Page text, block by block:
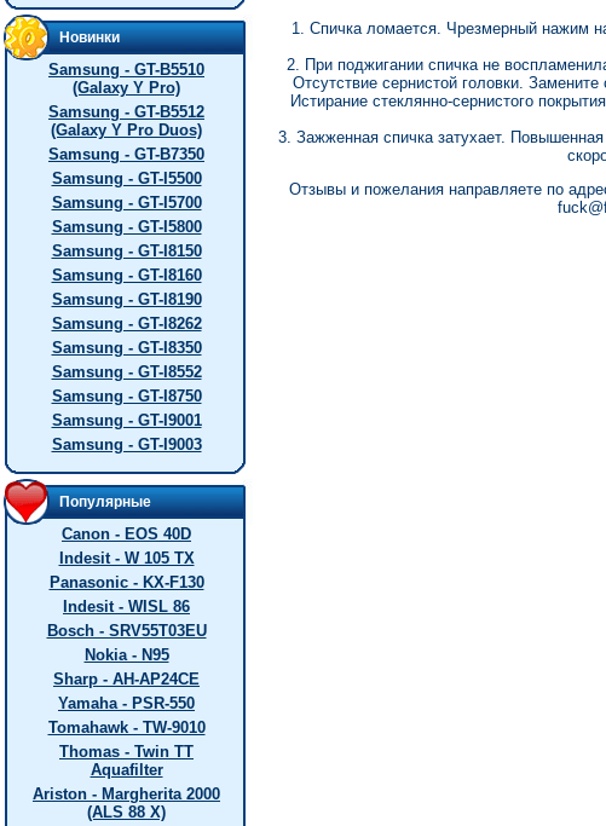
Новинки
Samsung - GT-B5510
(Galaxy Y Pro)
Samsung - GT-B5512
(Galaxy Y Pro Duos)
Samsung - GT-B7350
Samsung - GT-I5500
Samsung - GT-I5700
Samsung - GT-I5800
Samsung - GT-I8150
Samsung - GT-I8160
Samsung - GT-I8190
Samsung - GT-I8262
Samsung - GT-I8350
Samsung - GT-I8552
Samsung - GT-I8750
Samsung - GT-I9001
Samsung - GT-I9003
Популярные
Canon - EOS 40D
Indesit - W 105 TX
Panasonic - KX-F130
Indesit - WISL 86
Bosch - SRV55T03EU
Nokia - N95
Sharp - AH-AP24CE
Yamaha - PSR-550
Tomahawk - TW-9010
Thomas - Twin TT
Aquafilter
Ariston - Margherita 2000
(ALS 88 X)
1. Спичка ломается. Чрезмерный нажим
2. При поджигании спичка не
Отсутствие сернистой головки.
Истирание стеклянно-сернистого
3. Зажженная спичка затухает.
Отзывы и пожелания направляете по